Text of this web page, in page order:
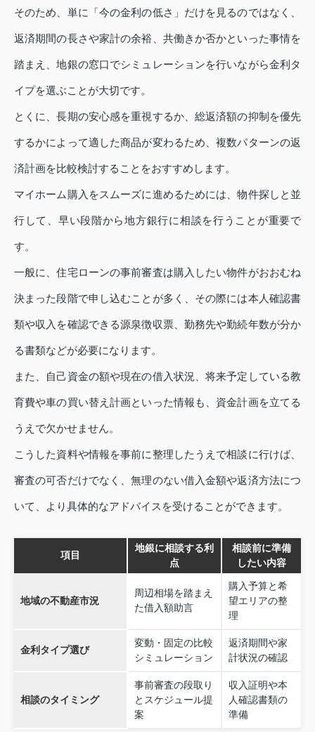
そのため、単に「今の金利の低さ」だけを見るのではなく、
返済期間の長さや家計の余裕、共働きか否かといった事情を
踏まえ、地銀の窓口でシミュレーションを行いながら金利タ
イプを選ぶことが大切です。
とくに、長期の安心感を重視するか、総返済額の抑制を優先
するかによって適した商品が変わるため、複数パターンの返
済計画を比較検討することをおすすめします。
マイホーム購入をスムーズに進めるためには、物件探しと並
行して、早い段階から地方銀行に相談を行うことが重要で
す。
一般に、住宅ローンの事前審査は購入したい物件がおおむね
決まった段階で申し込むことが多く、その際には本人確認書
類や収入を確認できる源泉徴収票、勤務先や勤続年数が分か
る書類などが必要になります。
また、自己資金の額や現在の借入状況、将来予定している教
育費や車の買い替え計画といった情報も、資金計画を立てる
うえで欠かせません。
こうした資料や情報を事前に整理したうえで相談に行けば、
審査の可否だけでなく、無理のない借入金額や返済方法につ
いて、より具体的なアドバイスを受けることができます。
項目
地銀に相談する利
点
相談前に準備
したい内容
地域の不動産市況
周辺相場を踏まえ
た借入額助言
購入予算と希
望エリアの整
理
金利タイプ選び
変動・固定の比較
シミュレーション
返済期間や家
計状況の確認
相談のタイミング
事前審査の段取り
とスケジュール提
案
収入証明や本
人確認書類の
準備